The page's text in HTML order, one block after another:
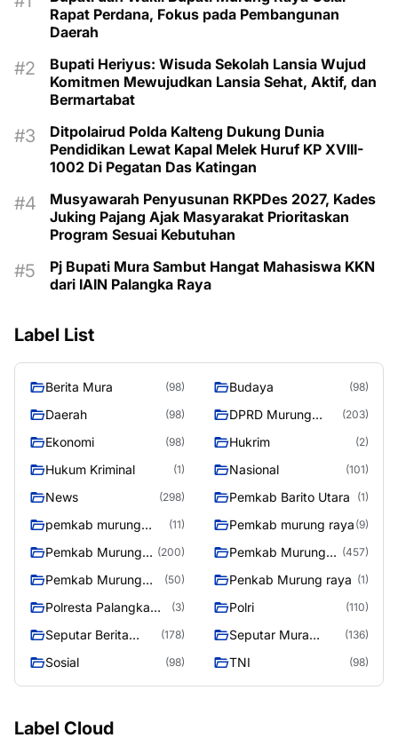
Rapat Perdana, Fokus pada Pembangunan
Daerah
Bupati Heriyus: Wisuda Sekolah Lansia Wujud
Komitmen Mewujudkan Lansia Sehat, Aktif, dan
Bermartabat
Ditpolairud Polda Kalteng Dukung Dunia
Pendidikan Lewat Kapal Melek Huruf KP XVIII-
1002 Di Pegatan Das Katingan
Musyawarah Penyusunan RKPDes 2027, Kades
Juking Pajang Ajak Masyarakat Prioritaskan
Program Sesuai Kebutuhan
Pj Bupati Mura Sambut Hangat Mahasiswa KKN
dari IAIN Palangka Raya
Label List
Berita Mura (98) Budaya (98)
Daerah (98)
DPRD Murung
(203)
Ekonomi (98) Hukrim (2)
Hukum Kriminal (1) Nasional (101)
News (298) Pemkab Barito Utara (1)
pemkab murung
(11) Pemkab murung raya (9)
Pemkab Murung
(200)
Pemkab Murung
(457)
Pemkab Murung
(50) Penkab Murung raya (1)
Polresta Palangka
(3) Polri (110)
Seputar Berita
(178)
Seputar Mura
(136)
Sosial (98) TNI (98)
Label Cloud